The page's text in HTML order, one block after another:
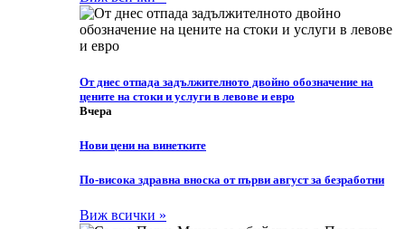
От днес отпада задължителното двойно обозначение на
цените на стоки и услуги в левове и евро
Вчера
Нови цени на винетките
По-висока здравна вноска от първи август за безработни
Виж всички »